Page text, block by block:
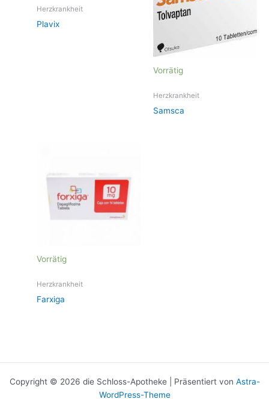
Herzkrankheit
Plavix
Vorrätig
Herzkrankheit
Samsca
Vorrätig
Herzkrankheit
Farxiga
Copyright © 2026 die Schloss-Apotheke | Präsentiert von Astra-
WordPress-Theme